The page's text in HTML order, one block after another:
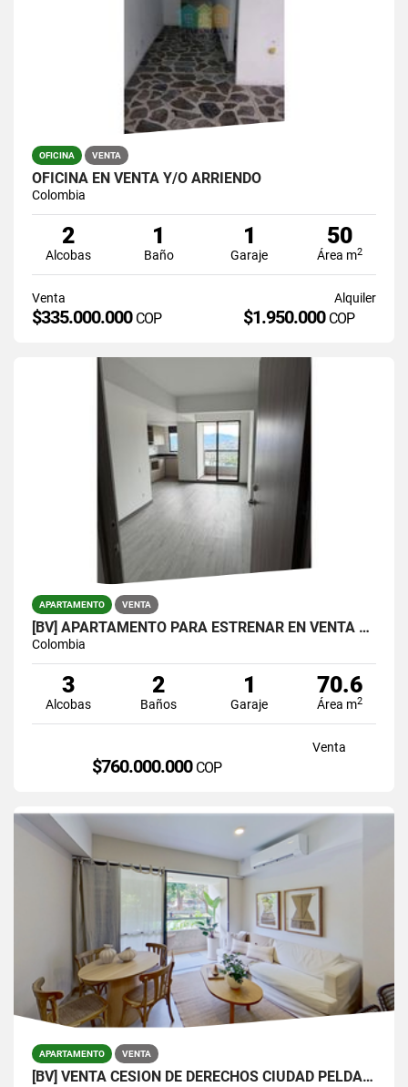
OFICINA VENTA
OFICINA EN VENTA Y/O ARRIENDO
Colombia
2
Alcobas
1
Baño
1
Garaje
50
Área m2
Venta
$335.000.000 COP
Alquiler
$1.950.000 COP
APARTAMENTO VENTA
[BV] APARTAMENTO PARA ESTRENAR EN VENTA POR LA VÍA LAS PALMAS
Colombia
3
Alcobas
2
Baños
1
Garaje
70.6
Área m2
Venta
$760.000.000 COP
APARTAMENTO VENTA
[BV] VENTA CESIÓN DE DERECHOS CIUDAD PELDAR, ENVIGADO